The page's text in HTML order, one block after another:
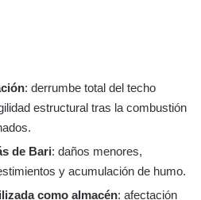
: derrumbe total del techo
estructural tras la combustión
de Bari: daños menores,
y acumulación de humo.
como almacén: afectación